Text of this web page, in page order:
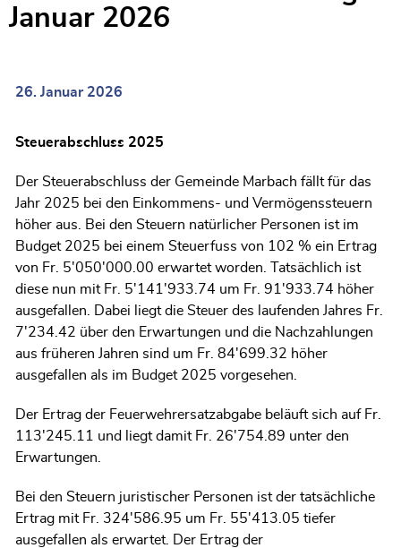
Januar 2026
26. Januar 2026
Steuerabschluss 2025
Der Steuerabschluss der Gemeinde Marbach fällt für das
Jahr 2025 bei den Einkommens- und Vermögenssteuern
höher aus. Bei den Steuern natürlicher Personen ist im
Budget 2025 bei einem Steuerfuss von 102 % ein Ertrag
von Fr. 5'050'000.00 erwartet worden. Tatsächlich ist
diese nun mit Fr. 5'141'933.74 um Fr. 91'933.74 höher
ausgefallen. Dabei liegt die Steuer des laufenden Jahres Fr.
7'234.42 über den Erwartungen und die Nachzahlungen
aus früheren Jahren sind um Fr. 84'699.32 höher
ausgefallen als im Budget 2025 vorgesehen.
Der Ertrag der Feuerwehrersatzabgabe beläuft sich auf Fr.
113'245.11 und liegt damit Fr. 26'754.89 unter den
Erwartungen.
Bei den Steuern juristischer Personen ist der tatsächliche
Ertrag mit Fr. 324'586.95 um Fr. 55'413.05 tiefer
ausgefallen als erwartet. Der Ertrag der